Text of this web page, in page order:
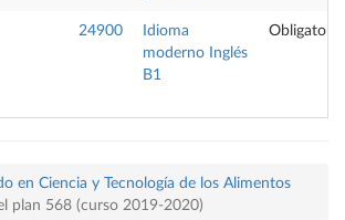
24900
Idioma
moderno Inglés
B1
Obligatoria
en Ciencia y Tecnología de los Alimentos
plan 568 (curso 2019-2020)